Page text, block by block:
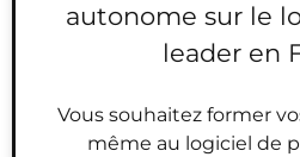
autonome sur le
leader en
Vous souhaitez former
même au logiciel de